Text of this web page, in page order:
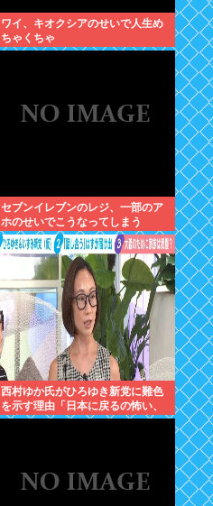
ワイ、キオクシアのせいで人生め
ちゃくちゃ
セブンイレブンのレジ、一部のア
ホのせいでこうなってしまう
西村ゆか氏がひろゆき新党に難色
を示す理由「日本に戻るの怖い、
日本人が怖いから」何やら心当た